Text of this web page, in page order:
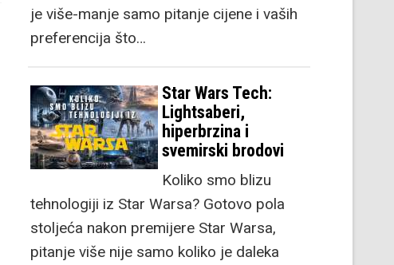
je više-manje samo pitanje cijene i vaših
preferencija što…
Star Wars Tech:
Lightsaberi,
hiperbrzina i
svemirski brodovi
Koliko smo blizu
tehnologiji iz Star Warsa? Gotovo pola
stoljeća nakon premijere Star Warsa,
pitanje više nije samo koliko je daleka